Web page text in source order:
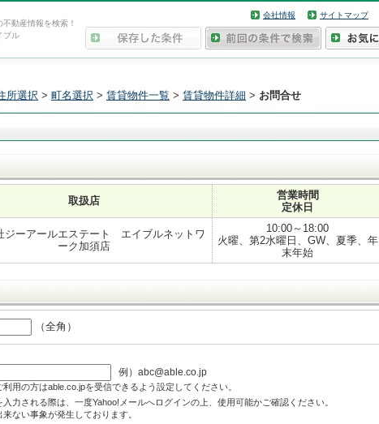
動産情報を検索！
ブル
会社情報 サイトマップ
所選択 > 町名選択 > 賃貸物件一覧 > 賃貸物件詳細 > お問合せ
取扱店
営業時間
定休日
ジーアールエステート エイブルネットワ
ーク加須店
10:00～18:00
火曜、第2水曜日、GW、夏季、年
末年始
（全角）
例）abc@able.co.jp
用の方はable.co.jpを受信できるよう設定してください。
力される際は、一度Yahoo!メールへログインの上、使用可能かご確認ください。
ない事象が発生しております。